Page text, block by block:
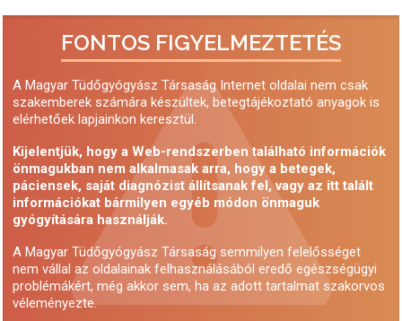
FONTOS FIGYELMEZTETÉS
A Magyar Tüdőgyógyász Társaság Internet oldalai nem csak
szakemberek számára készültek, betegtájékoztató anyagok is
elérhetőek lapjainkon keresztül.
Kijelentjük, hogy a Web-rendszerben található információk
önmagukban nem alkalmasak arra, hogy a betegek,
páciensek, saját diagnózist állítsanak fel, vagy az itt talált
információkat bármilyen egyéb módon önmaguk
gyógyítására használják.
A Magyar Tüdőgyógyász Társaság semmilyen felelősséget
nem vállal az oldalainak felhasználásából eredő egészségügyi
problémákért, még akkor sem, ha az adott tartalmat szakorvos
véleményezte.